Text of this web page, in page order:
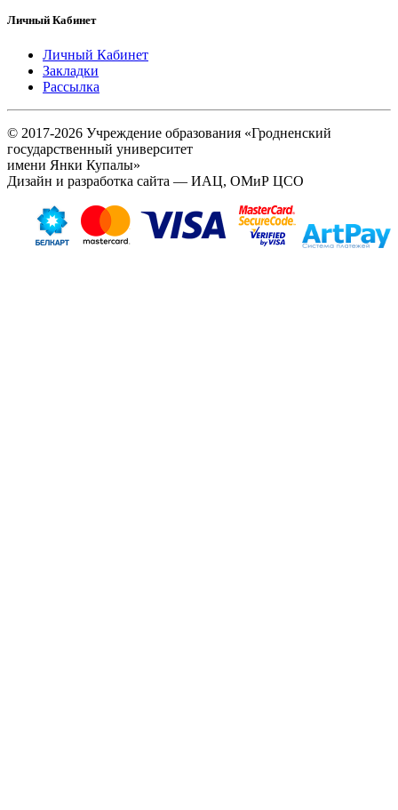
Личный Кабинет
Личный Кабинет
Закладки
Рассылка
© 2017-2026 Учреждение образования «Гродненский
государственный университет
имени Янки Купалы»
Дизайн и разработка сайта — ИАЦ, ОМиР ЦСО